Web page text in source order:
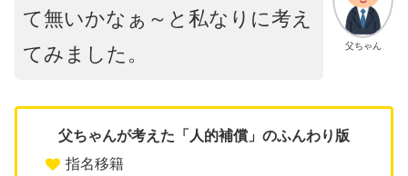
父ちゃん
て無いかなぁ～と私なりに考え
てみました。
父ちゃんが考えた「人的補償」のふんわり版
指名移籍